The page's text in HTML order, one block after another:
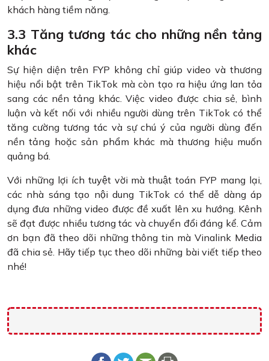
khách hàng tiềm năng.
3.3 Tăng tương tác cho những nền tảng
khác
Sự hiện diện trên FYP không chỉ giúp video và thương
hiệu nổi bật trên TikTok mà còn tạo ra hiệu ứng lan tỏa
sang các nền tảng khác. Việc video được chia sẻ, bình
luận và kết nối với nhiều người dùng trên TikTok có thể
tăng cường tương tác và sự chú ý của người dùng đến
nền tảng hoặc sản phẩm khác mà thương hiệu muốn
quảng bá.
Với những lợi ích tuyệt vời mà thuật toán FYP mang lại,
các nhà sáng tạo nội dung TikTok có thể dễ dàng áp
dụng đưa những video được đề xuất lên xu hướng. Kênh
sẽ đạt được nhiều tương tác và chuyển đổi đáng kể. Cảm
ơn bạn đã theo dõi những thông tin mà Vinalink Media
đã chia sẻ. Hãy tiếp tục theo dõi những bài viết tiếp theo
nhé!